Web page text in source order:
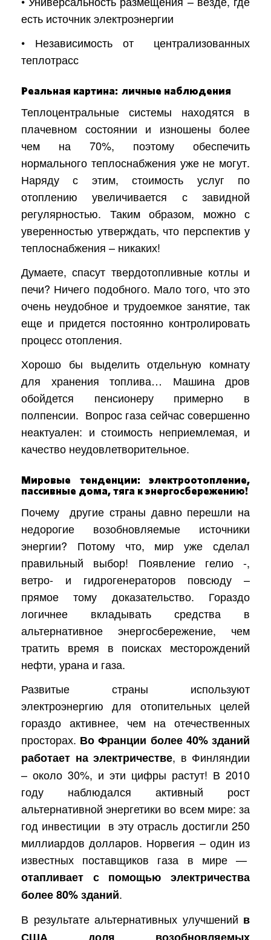
есть источник электроэнергии
• Независимость от
централизованных
теплотрасс
Реальная картина: личные наблюдения
Теплоцентральные системы находятся в
плачевном состоянии и изношены более
чем на 70%, поэтому обеспечить
нормального теплоснабжения уже не могут.
Наряду с этим, стоимость услуг по
отоплению увеличивается с завидной
регулярностью. Таким образом, можно с
уверенностью утверждать, что перспектив у
теплоснабжения – никаких!
Думаете, спасут твердотопливные котлы и
печи? Ничего подобного. Мало того, что это
очень неудобное и трудоемкое занятие, так
еще и придется постоянно контролировать
процесс отопления.
Хорошо бы выделить отдельную комнату
для хранения топлива… Машина дров
обойдется пенсионеру примерно в
полпенсии. Вопрос газа сейчас совершенно
неактуален: и стоимость неприемлемая, и
качество неудовлетворительное.
Мировые тенденции: электроотопление,
пассивные дома, тяга к энергосбережению!
Почему
другие страны давно перешли на
недорогие возобновляемые источники
энергии? Потому что, мир уже сделал
правильный выбор! Появление гелио -,
ветро- и гидрогенераторов повсюду –
прямое тому доказательство. Гораздо
логичнее вкладывать средства в
альтернативное энергосбережение, чем
тратить время в поисках месторождений
нефти, урана и газа.
Развитые страны используют
электроэнергию для отопительных целей
гораздо активнее, чем на отечественных
просторах. Во Франции более 40% зданий
работает на электричестве, в Финляндии
– около 30%, и эти цифры растут! В 2010
году наблюдался активный рост
альтернативной энергетики во всем мире: за
год инвестиции в эту отрасль достигли 250
миллиардов долларов. Норвегия – один из
известных поставщиков газа в мире —
отапливает с помощью электричества
более 80% зданий.
В результате альтернативных улучшений в